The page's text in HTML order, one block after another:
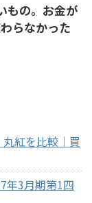
もの。お金が
らなかった
紅を比較｜買
年3月期第1四